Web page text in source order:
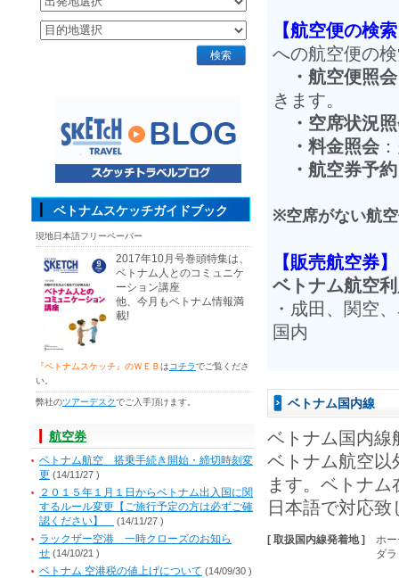
【航空便の検
への航空便の
・航空便照会
きます。
・空席状況
・料金照会
・航空券予約
※空席がない航
【販売航空券】
ベトナム航空
・成田、関空
国内
ベトナム国内線
ベトナム国内線
ベトナム航空以
ます。ベトナ
日本語で対応
[ 取扱国内線発着地 ]
ホ
ダ
ベトナムスケッチガイドブック
現地日本語フリーペーパー
2017年10月号巻頭特集は、
ベトナム人とのコミュニケ
ーション講座
他、今月もベトナム情報満
載!
『ベトナムスケッチ』のＷＥＢはコチラでご覧くださ
い。
弊社のツアーデスクでご入手頂けます。
航空券
ベトナム航空 搭乗手続き開始・締切時刻変
更 (14/11/27 )
２０１５年１月１日からベトナム出入国に関
するルール変更【ご旅行予定の方は必ずご確
認ください】
(14/11/27 )
ラックザー空港 一時クローズのお知ら
せ (14/10/21 )
ベトナム 空港税の値上げについて (14/09/30 )